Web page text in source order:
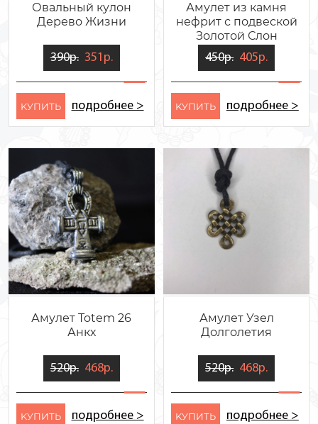
Овальный кулон
Дерево Жизни
390р. 351р.
KУПИТЬ подробнее >
Амулет из камня
нефрит с подвеской
Золотой Слон
450р. 405р.
KУПИТЬ подробнее >
Амулет Totem 26
Анкх
520р. 468р.
KУПИТЬ подробнее >
Амулет Узел
Долголетия
520р. 468р.
KУПИТЬ подробнее >